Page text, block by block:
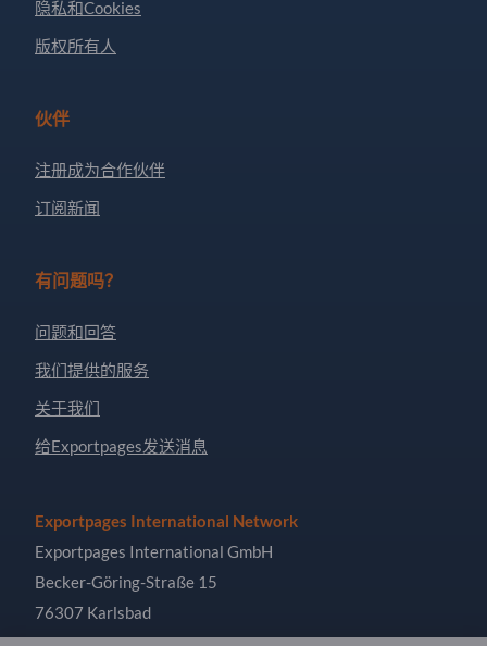
隐私和Cookies
版权所有人
伙伴
注册成为合作伙伴
订阅新闻
有问题吗？
问题和回答
我们提供的服务
关于我们
给Exportpages发送消息
Exportpages International Network
Exportpages International GmbH
Becker-Göring-Straße 15
76307 Karlsbad